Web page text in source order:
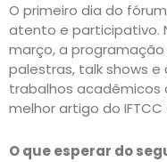
O primeiro dia do
atento e participativo.
março, a
palestras, talk shows
trabalhos acadêmicos
melhor artigo do IFTCC
O que esperar do